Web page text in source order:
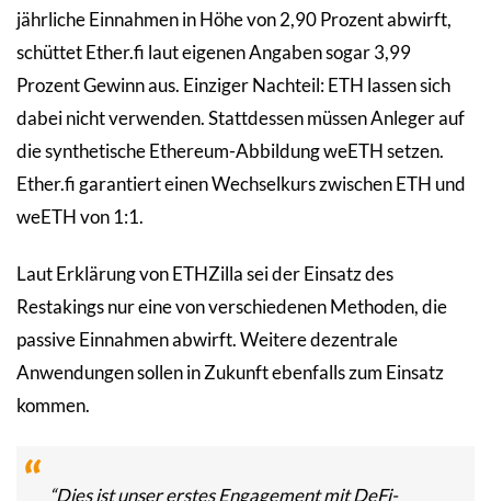
jährliche Einnahmen in Höhe von 2,90 Prozent abwirft,
schüttet Ether.fi laut eigenen Angaben sogar 3,99
Prozent Gewinn aus. Einziger Nachteil: ETH lassen sich
dabei nicht verwenden. Stattdessen müssen Anleger auf
die synthetische Ethereum-Abbildung weETH setzen.
Ether.fi garantiert einen Wechselkurs zwischen ETH und
weETH von 1:1.
Laut Erklärung von ETHZilla sei der Einsatz des
Restakings nur eine von verschiedenen Methoden, die
passive Einnahmen abwirft. Weitere dezentrale
Anwendungen sollen in Zukunft ebenfalls zum Einsatz
kommen.
“Dies ist unser erstes Engagement mit DeFi-